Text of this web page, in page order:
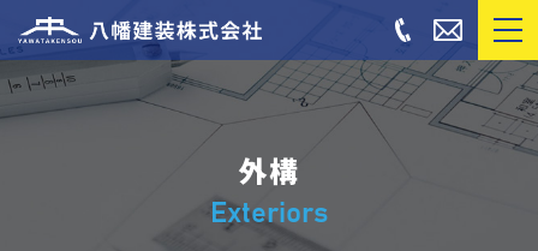
外構
Exteriors